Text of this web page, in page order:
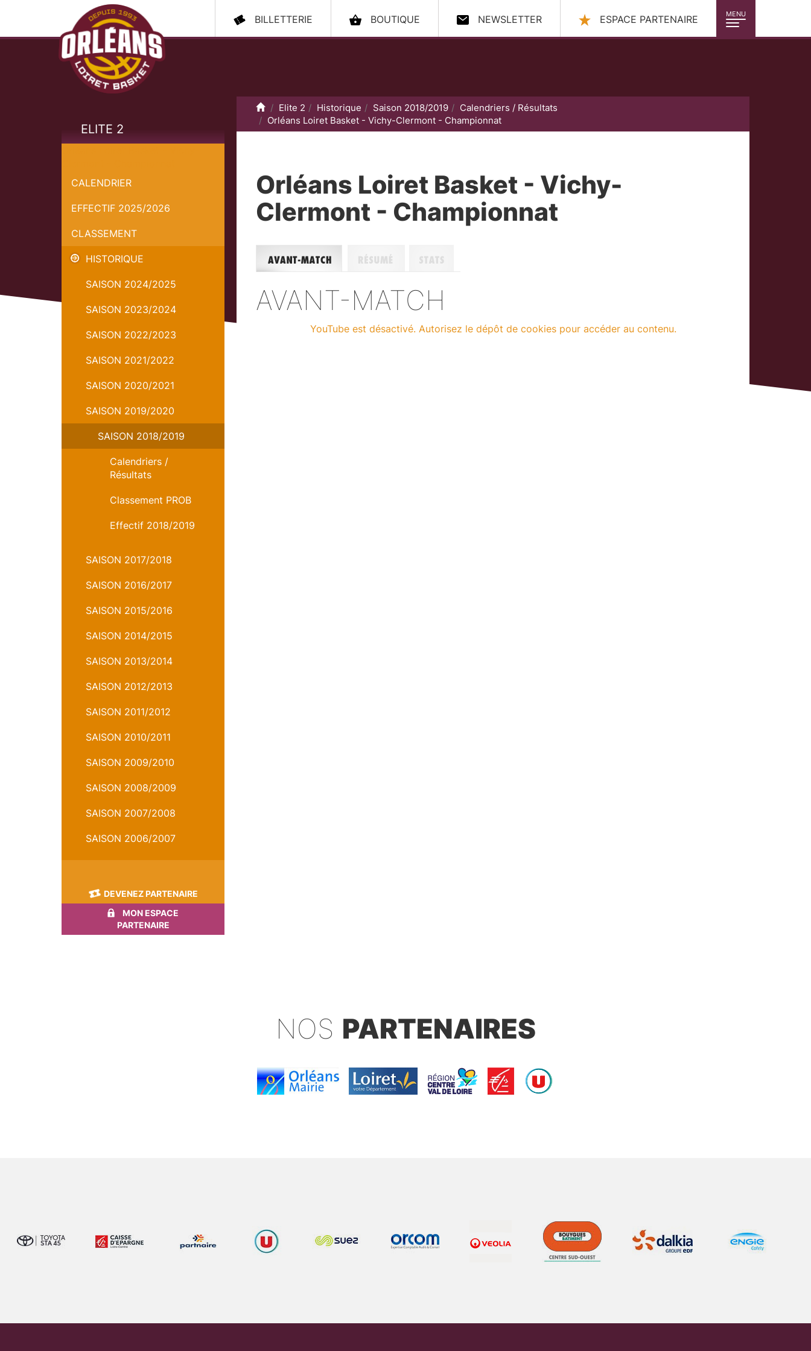
MENU
BILLETTERIE BOUTIQUE NEWSLETTER ESPACE PARTENAIRE
ELITE 2
CALENDRIER
EFFECTIF 2025/2026
CLASSEMENT
HISTORIQUE
SAISON 2024/2025
SAISON 2023/2024
SAISON 2022/2023
SAISON 2021/2022
SAISON 2020/2021
SAISON 2019/2020
SAISON 2018/2019
Calendriers /
Résultats
Classement PROB
Effectif 2018/2019
SAISON 2017/2018
SAISON 2016/2017
SAISON 2015/2016
SAISON 2014/2015
SAISON 2013/2014
SAISON 2012/2013
SAISON 2011/2012
SAISON 2010/2011
SAISON 2009/2010
SAISON 2008/2009
SAISON 2007/2008
SAISON 2006/2007
DEVENEZ PARTENAIRE
MON ESPACE
PARTENAIRE
Accueil
Elite 2 Historique Saison 2018/2019
Calendriers / Résultats
Orléans Loiret Basket - Vichy-Clermont - Championnat
Orléans Loiret Basket - Vichy-
Clermont - Championnat
AVANT-MATCH
YouTube est désactivé. Autorisez le dépôt de cookies pour accéder au contenu.
NOS PARTENAIRES